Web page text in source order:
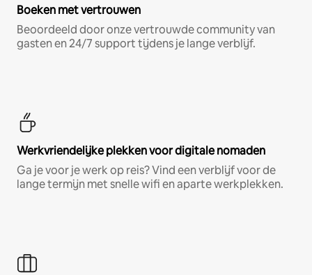
Boeken met vertrouwen
Beoordeeld door onze vertrouwde community van
gasten en 24/7 support tijdens je lange verblijf.
Werkvriendelijke plekken voor digitale nomaden
Ga je voor je werk op reis? Vind een verblijf voor de
lange termijn met snelle wifi en aparte werkplekken.